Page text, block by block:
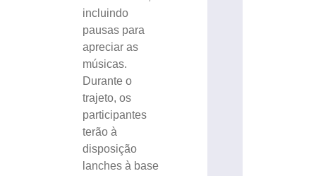
incluindo
pausas para
apreciar as
músicas.
Durante o
trajeto, os
participantes
terão à
disposição
lanches à base